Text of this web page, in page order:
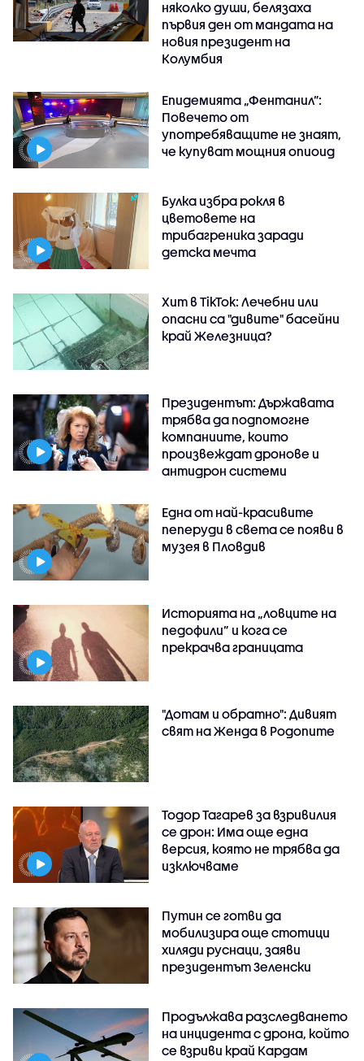
няколко души, белязаха
първия ден от мандата на
новия президент на
Колумбия
Епидемията „Фентанил”:
Повечето от
употребяващите не знаят,
че купуват мощния опиоид
Булка избра рокля в
цветовете на
трибагреника заради
детска мечта
Хит в TikTok: Лечебни или
опасни са "дивите" басейни
край Железница?
Президентът: Държавата
трябва да подпомогне
компаниите, които
произвеждат дронове и
антидрон системи
Една от най-красивите
пеперуди в света се появи в
музея в Пловдив
Историята на „ловците на
педофили” и кога се
прекрачва границата
"Дотам и обратно": Дивият
свят на Женда в Родопите
Тодор Тагарев за взривилия
се дрон: Има още една
версия, която не трябва да
изключваме
Путин се готви да
мобилизира още стотици
хиляди руснаци, заяви
президентът Зеленски
Продължава разследването
на инцидента с дрона, който
се взриви край Кардам